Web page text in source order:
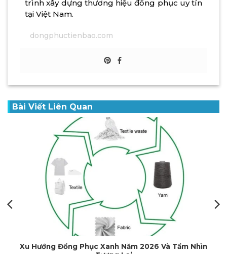
trình xây dựng thương hiệu đồng phục uy tín
tại Việt Nam.
dongphuctienbao.com
Bài Viết Liên Quan
Xưởng May Đồng Phục Tại Huế Giá Rẻ, Chất Lượng